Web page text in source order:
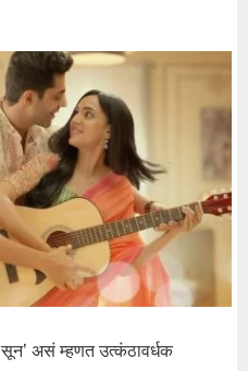
सून’ असं म्हणत उत्कंठावर्धक